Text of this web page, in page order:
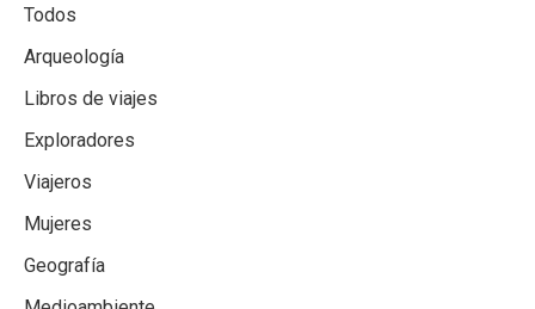
Todos
Arqueología
Libros de viajes
Exploradores
Viajeros
Mujeres
Geografía